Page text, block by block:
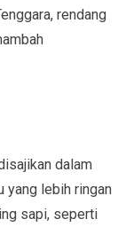
rendang
dalam
yang lebih ringan
sapi, seperti